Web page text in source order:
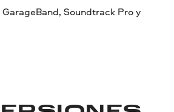
Soundtrack Pro y